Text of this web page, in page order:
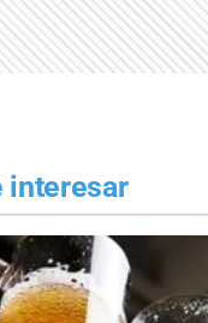
interesar